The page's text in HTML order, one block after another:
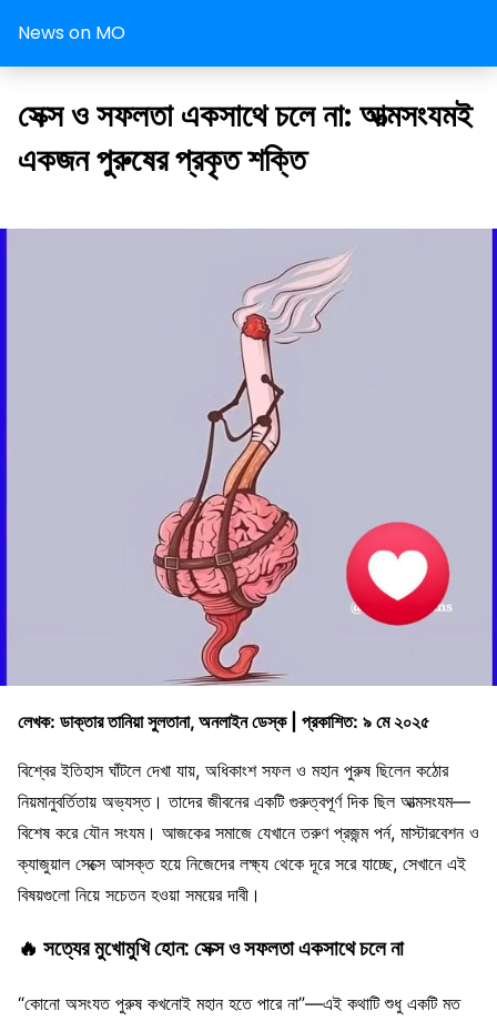
News on MO
সেক্স ও সফলতা একসাথে চলে না: আত্মসংযমই
একজন পুরুষের প্রকৃত শক্তি
লেখক: ডাক্তার তানিয়া সুলতানা, অনলাইন ডেস্ক | প্রকাশিত: ৯ মে ২০২৫
বিশ্বের ইতিহাস ঘাঁটলে দেখা যায়, অধিকাংশ সফল ও মহান পুরুষ ছিলেন কঠোর
নিয়মানুবর্তিতায় অভ্যস্ত। তাদের জীবনের একটি গুরুত্বপূর্ণ দিক ছিল আত্মসংযম—
বিশেষ করে যৌন সংযম। আজকের সমাজে যেখানে তরুণ প্রজন্ম পর্ন, মাস্টারবেশন ও
ক্যাজুয়াল সেক্সে আসক্ত হয়ে নিজেদের লক্ষ্য থেকে দূরে সরে যাচ্ছে, সেখানে এই
বিষয়গুলো নিয়ে সচেতন হওয়া সময়ের দাবী।
🔥 সত্যের মুখোমুখি হোন: সেক্স ও সফলতা একসাথে চলে না
“কোনো অসংযত পুরুষ কখনোই মহান হতে পারে না”—এই কথাটি শুধু একটি মত